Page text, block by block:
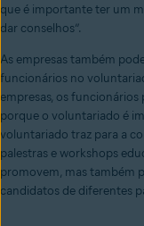
que é importante ter um
dar conselhos”.
As empresas também
funcionários no
empresas, os funcionários
porque o voluntariado é
voluntariado traz para a
palestras e workshops
promovem, mas também
candidatos de diferentes